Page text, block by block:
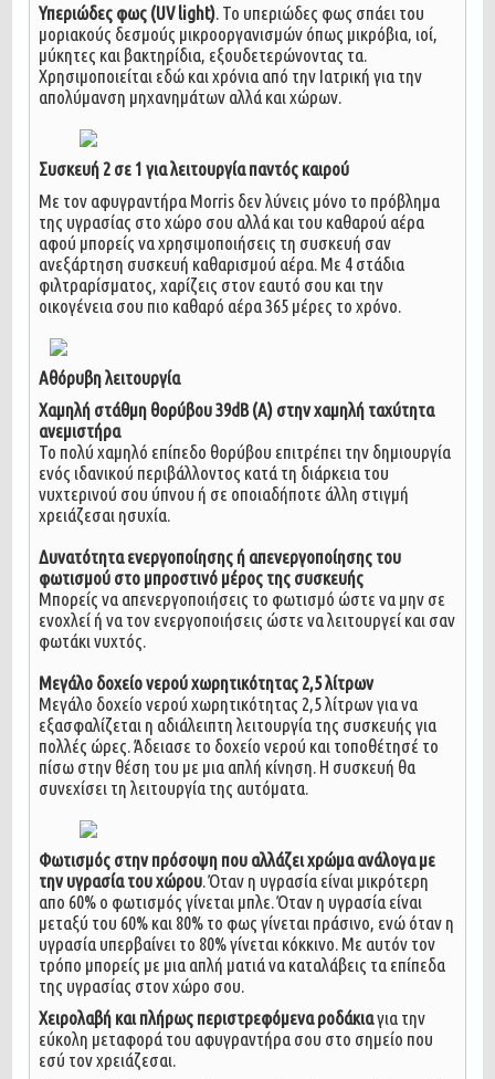
Υπεριώδες φως (UV light) . Το υπεριώδες φως σπάει του
μοριακούς δεσμούς μικροοργανισμών όπως μικρόβια, ιοί,
μύκητες και βακτηρίδια, εξουδετερώνοντας τα.
Χρησιμοποιείται εδώ και χρόνια από την Ιατρική για την
απολύμανση μηχανημάτων αλλά και χώρων.
Συσκευή 2 σε 1 για λειτουργία παντός καιρού
Με τον αφυγραντήρα Morris δεν λύνεις μόνο το πρόβλημα
της υγρασίας στο χώρο σου αλλά και του καθαρού αέρα
αφού μπορείς να χρησιμοποιήσεις τη συσκευή σαν
ανεξάρτηση συσκευή καθαρισμού αέρα. Με 4 στάδια
φιλτραρίσματος, χαρίζεις στον εαυτό σου και την
οικογένεια σου πιο καθαρό αέρα 365 μέρες το χρόνο.
Αθόρυβη λειτουργία
Χαμηλή στάθμη θορύβου 39dB (A) στην χαμηλή ταχύτητα
ανεμιστήρα
Το πολύ χαμηλό επίπεδο θορύβου επιτρέπει την δημιουργία
ενός ιδανικού περιβάλλοντος κατά τη διάρκεια του
νυχτερινού σου ύπνου ή σε οποιαδήποτε άλλη στιγμή
χρειάζεσαι ησυχία.
Δυνατότητα ενεργοποίησης ή απενεργοποίησης του
φωτισμού στο μπροστινό μέρος της συσκευής
Μπορείς να απενεργοποιήσεις το φωτισμό ώστε να μην σε
ενοχλεί ή να τον ενεργοποιήσεις ώστε να λειτουργεί και σαν
φωτάκι νυχτός.
Μεγάλο δοχείο νερού χωρητικότητας 2,5 λίτρων
Μεγάλο δοχείο νερού χωρητικότητας 2,5 λίτρων για να
εξασφαλίζεται η αδιάλειπτη λειτουργία της συσκευής για
πολλές ώρες. Άδειασε το δοχείο νερού και τοποθέτησέ το
πίσω στην θέση του με μια απλή κίνηση. Η συσκευή θα
συνεχίσει τη λειτουργία της αυτόματα.
Φωτισμός στην πρόσοψη που αλλάζει χρώμα ανάλογα με
την υγρασία του χώρου . Όταν η υγρασία είναι μικρότερη
απο 60% ο φωτισμός γίνεται μπλε. Όταν η υγρασία είναι
μεταξύ του 60% και 80% το φως γίνεται πράσινο, ενώ όταν η
υγρασία υπερβαίνει το 80% γίνεται κόκκινο. Με αυτόν τον
τρόπο μπορείς με μια απλή ματιά να καταλάβεις τα επίπεδα
της υγρασίας στον χώρο σου.
Χειρολαβή και πλήρως περιστρεφόμενα ροδάκιαγια την
εύκολη μεταφορά του αφυγραντήρα σου στο σημείο που
εσύ τον χρειάζεσαι.